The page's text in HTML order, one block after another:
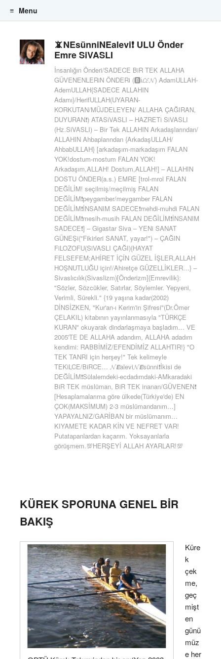
📵NEsünniNEalevi❗ ULU Önder
Emre SiVASLI
İnsanlığın Önderi/SADECE BiR TEK ALLAHA
GÜVENENLERiN ÖNDERi (🅱️ℹ️𝓛𝓔𝓝) AdamULLAH-
AdemULLAH{SADECE ALLAHIN
Adamı}/HerifULLAH(UYARAN-
KORKUTAN/MÜJDELEYEN/ ALLAHA ÇAĞIRAN,
DUYURAN❗) ATASiVASLI – HAZRETi SiVASLI
(Hz.SiVASLI) – Bir Tek ALLAHIN Arkadaşlarından/
ALLAHIN Ahbaplarından {ArkadaşULLAH/
AhbabULLAH} [arkadaşım-markadaşım FALAN
YOK!dostum-mostum FALAN YOK!
Arkadaşım,ALLAH! Dostum,ALLAH!] – ALLAHIN
DOSTU ÖNDER(a.s.) EMRE [trol-mrol FALAN
DEĞİLİM! seçilmiş/meçilmiş FALAN
DEĞİLİM❗peygamber/meygamber FALAN
DEĞİLİM❗İNSANIM SADECE❗mehdi-muhdi FALAN
DEĞİLİM❗mesih-musih FALAN DEĞİLİM❗İNSANIM
SADECE❗] – Gigastar Siva – YENi SANAT
GÜNEŞi("Fikirleri SANAT, yayar!") – ÇAĞIN
FiLOZOFU(SiVASLI ÇAĞI){HAYAT
FELSEFEM;AHİRET İÇİN GÜZEL İŞLER,ALLAH
HOŞNUTLUĞU için!/Ahiretçe GÜZELLİKLER…} –
Sivaslıcılık(Sivaslizm)[Önderizm]{Emrevilik}:
"Sözler, Sözcükler, Satırlar, Söylemler. Yepyeni,
Verimli, Sürekli." {19 yaşına kadar(2002)
DİNSİZKEN, "Kur'an-ı Kerim'in Şifresi"(Dr.Ömer
ÇELAKIL) kitabının yayınlanmasıyla "TÜRKÇE
KURAN" okuyarak dindarlaşmaya başladım… VE
2005'TE DE ALLAHA adandım, ALLAHA adadım
kendimi: RABBİMİZ/EFENDİMİZ ALLAHTIR!} "O
TEK TANRI için herşey!" Tek kelimeyle
TEKiLCE/BiRCE… 𝓝𝙀alevi𝓝𝙀sünni❗İkisi de
DEĞİLİM❗Sülalemdeki-ecdadımdaki-AMkaradaki
BiR TEK müslüman, BiR TEK inanan/GÜVENEN❗
[Hesaplamalarıma göre ülkede(Türkiye'de) EN
ÇOK(MAKSİMUM) 2-3 müslümandanım…]
YAPAYALNIZ/GARİBAN bir müslümanım…
KIYAMETE KADAR KİN VE NEFRET VAR!
Putatapanlardan kaçarım. Yoksayanlarla
görüşmem.💯HERŞEYİ ALLAH AYARLAR!💯
Menu
KÜREK SPORUNA GENEL BİR
BAKIŞ
Küre
k
çek
me,
geç
mişt
en
günü
müz
e her